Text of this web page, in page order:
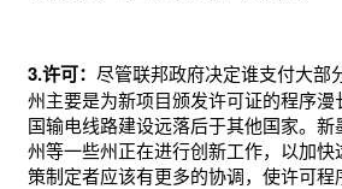
3.许可： 尽管联邦政府决定谁支付大部
州主要是为新项目颁发许可证的程序
国输电线路建设远落后于其他国家。
州等一些州正在进行创新工作，以加
策制定者应该有更多的协调，使许可程